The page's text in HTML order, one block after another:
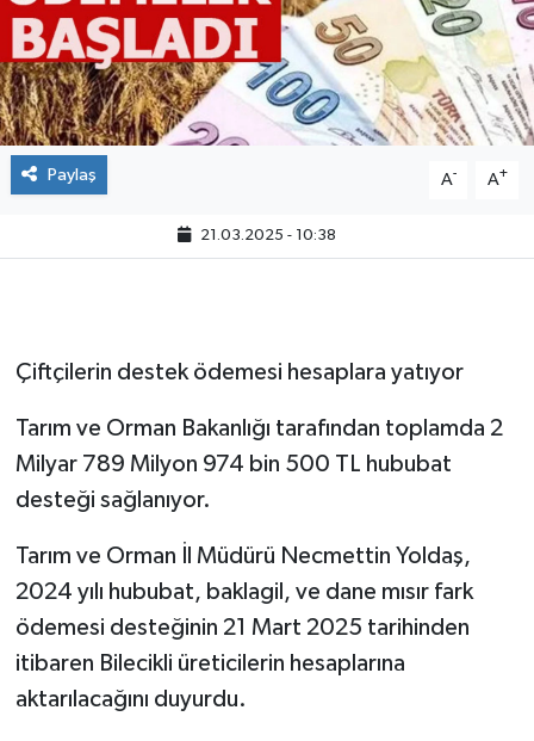
Paylaş A- A+
21.03.2025 - 10:38
Çiftçilerin destek ödemesi hesaplara yatıyor
Tarım ve Orman Bakanlığı tarafından toplamda 2
Milyar 789 Milyon 974 bin 500 TL hububat
desteği sağlanıyor.
Tarım ve Orman İl Müdürü Necmettin Yoldaş,
2024 yılı hububat, baklagil, ve dane mısır fark
ödemesi desteğinin 21 Mart 2025 tarihinden
itibaren Bilecikli üreticilerin hesaplarına
aktarılacağını duyurdu.